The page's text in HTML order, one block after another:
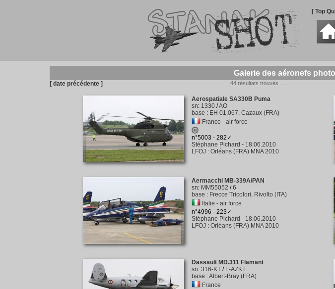
[ Top
Galerie des aéronefs
[ date précédente ] . . . 44 résultats trouvés . . .
Aerospatiale SA330B Puma
sn: 1330 /AO
base : EH 01.067, Cazaux (FRA)
France - air force
n°5003 - 282✓
Stéphane Pichard - 18.06.2010
LFOJ : Orléans (FRA) MNA 2010
Aermacchi MB-339A/PAN
sn: MM55052 /6
base : Frecce Tricolori, Rivolto (ITA)
Italie - air force
n°4996 - 223✓
Stéphane Pichard - 18.06.2010
LFOJ : Orléans (FRA) MNA 2010
Dassault MD.311 Flamant
sn: 316-KT / F-AZKT
base :Albert-Bray (FRA)
France